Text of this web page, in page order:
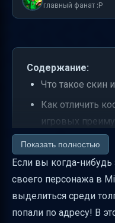
главный фанат :P
Содержание:
Что такое скин
Как отличить
игровых
Где хранятся
ОС
Как сменить
пошаговая
Как
Показать полностью
Если вы когда-нибудь
своего персонажа в
выделиться среди
попали по адресу! В